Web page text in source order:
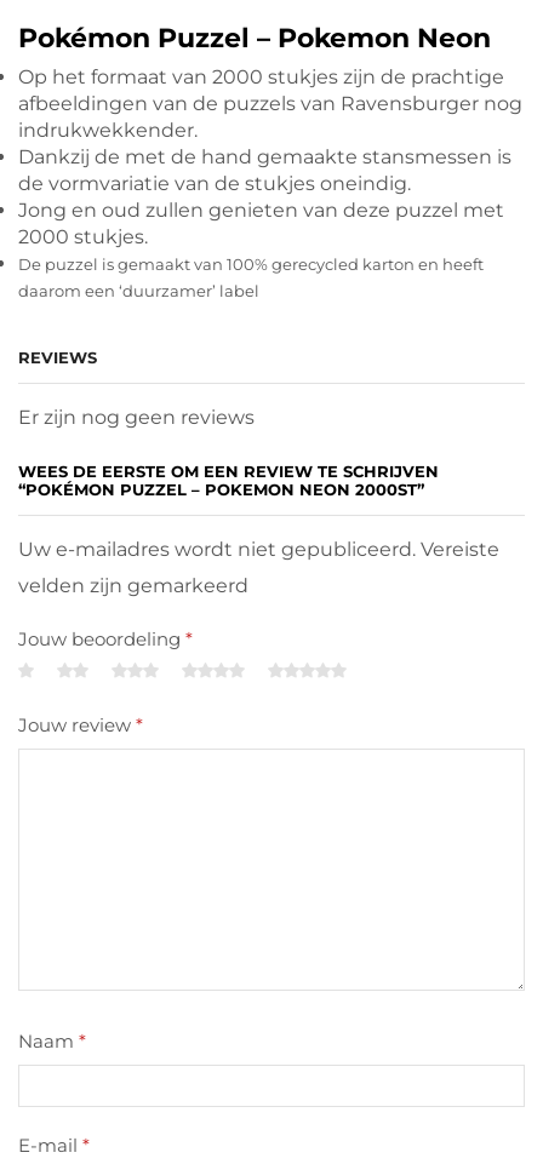
Pokémon Puzzel – Pokemon Neon
Op het formaat van 2000 stukjes zijn de prachtige
afbeeldingen van de puzzels van Ravensburger nog
indrukwekkender.
Dankzij de met de hand gemaakte stansmessen is
de vormvariatie van de stukjes oneindig.
Jong en oud zullen genieten van deze puzzel met
2000 stukjes.
De puzzel is gemaakt van 100% gerecycled karton en heeft
daarom een ‘duurzamer’ label
REVIEWS
Er zijn nog geen reviews
WEES DE EERSTE OM EEN REVIEW TE SCHRIJVEN
“POKÉMON PUZZEL – POKEMON NEON 2000ST”
Uw e-mailadres wordt niet gepubliceerd. Vereiste
velden zijn gemarkeerd
Jouw beoordeling *
Jouw review *
Naam *
E-mail *